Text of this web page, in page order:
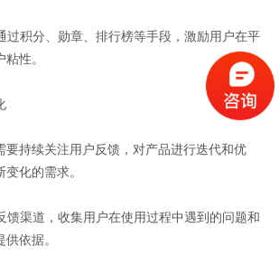
过积分、勋章、排行榜等手段，激励用户在平
性。
要持续关注用户反馈，对产品进行迭代和优
化的需求。
馈渠道，收集用户在使用过程中遇到的问题和
依据。